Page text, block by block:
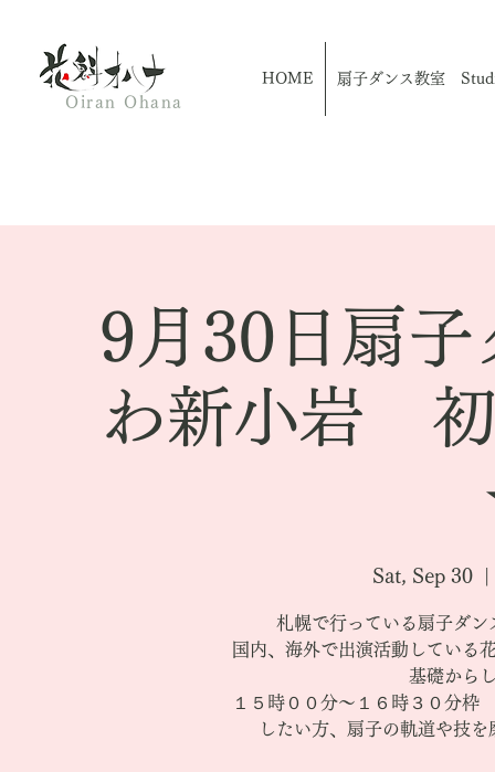
Oiran Ohana
HOME 扇子ダンス教室
9月30日扇
わ新小岩
Sat, Sep 30
札幌で行っている扇子ダ
国内、海外で出演活動している
基礎から
１５時００分～１６時３０分
したい方、扇子の軌道や技